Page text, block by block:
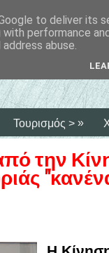
Τουρισμός > »
την
to deliver its
with performance
abuse.